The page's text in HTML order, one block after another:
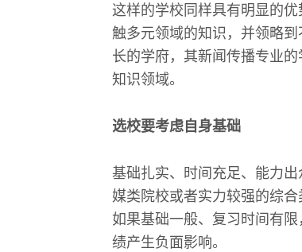
这样的学校同样具有明显的
触多元领域的知识，并领略
长的学府，其新闻传播专业
知识领域。
选校要考虑自身基础
基础扎实、时间充足、能力
媒类院校或者实力较强的综
如果基础一般、复习时间有
绩产生负面影响。